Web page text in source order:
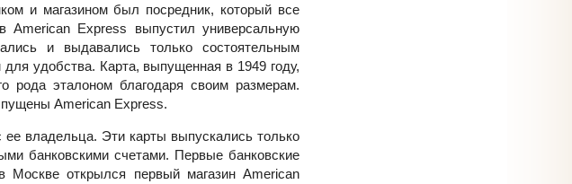
и магазином был посредник, который все
American Express выпустил универсальную
и выдавались только состоятельным
удобства. Карта, выпущенная в 1949 году,
рода эталоном благодаря своим размерам.
American Express.
владельца. Эти карты выпускались только
банковскими счетами. Первые банковские
открылся первый магазин American